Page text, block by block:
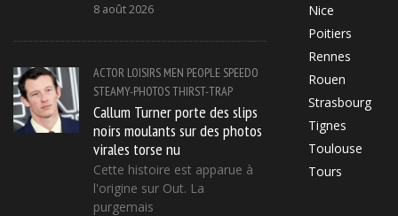
8 août 2026
ACTOR LOISIRS MEN PEOPLE SPEEDO
STEAMY-PHOTOSTHIRST-TRAP
Callum Turner porte des slips
noirs moulants sur des photos
virales torse nu
Cette histoire est apparue à
l'origine sur Out. La
purgemais
Nice
Poitiers
Rennes
Rouen
Strasbourg
Tignes
Toulouse
Tours